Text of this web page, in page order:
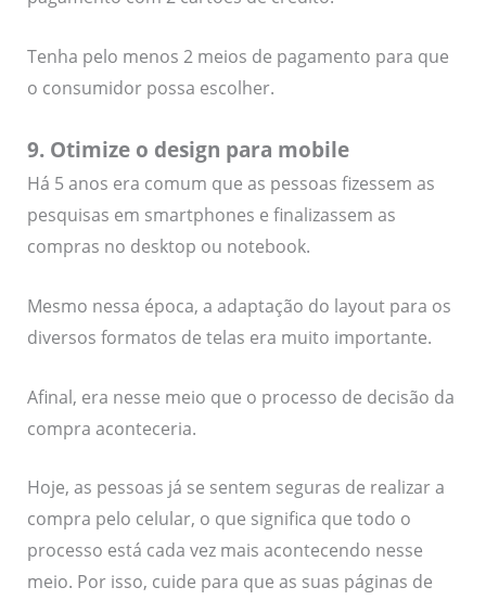
Tenha pelo menos 2 meios de pagamento para que
o consumidor possa escolher.
9. Otimize o design para mobile
Há 5 anos era comum que as pessoas fizessem as
pesquisas em smartphones e finalizassem as
compras no desktop ou notebook.
Mesmo nessa época, a adaptação do layout para os
diversos formatos de telas era muito importante.
Afinal, era nesse meio que o processo de decisão da
compra aconteceria.
Hoje, as pessoas já se sentem seguras de realizar a
compra pelo celular, o que significa que todo o
processo está cada vez mais acontecendo nesse
meio. Por isso, cuide para que as suas páginas de